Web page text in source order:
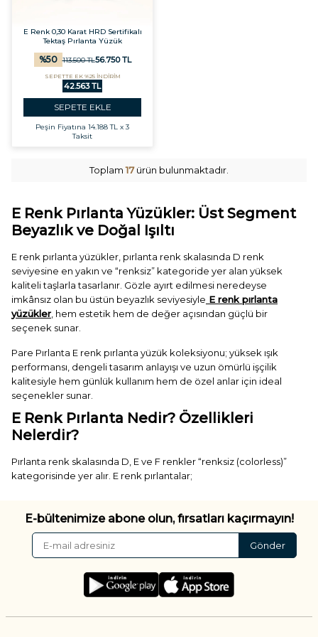
E Renk 0,30 Karat HRD Sertifikalı
Tektaş Pırlanta Yüzük
%50 113.500TL56.750TL
SEPETTE EK %25 İNDİRİM
42.563 TL
SEPETE EKLE
Peşin Fiyatına 14.188 TL x 3
Taksit
Toplam17ürün bulunmaktadır.
E Renk Pırlanta Yüzükler: Üst Segment
Beyazlık ve Doğal Işıltı
E renk pırlanta yüzükler, pırlanta renk skalasında D renk
seviyesine en yakın ve “renksiz” kategoride yer alan yüksek
kaliteli taşlarla tasarlanır. Gözle ayırt edilmesi neredeyse
imkânsız olan bu üstün beyazlık seviyesiyle E renk pırlanta
yüzükler, hem estetik hem de değer açısından güçlü bir
seçenek sunar.
Pare Pırlanta E renk pırlanta yüzük koleksiyonu; yüksek ışık
performansı, dengeli tasarım anlayışı ve uzun ömürlü işçilik
kalitesiyle hem günlük kullanım hem de özel anlar için ideal
seçenekler sunar.
E Renk Pırlanta Nedir? Özellikleri
Nelerdir?
Pırlanta renk skalasında D, E ve F renkler “renksiz (colorless)”
kategorisinde yer alır. E renk pırlantalar;
✓ Işığı güçlü şekilde yansıtır
✓ Fiyat-performans açısından dengeli bir seçenektir
akıllı yatırım arayanlar için ideal bir tercihtir.
Işıltının Dengeli Seçenekleri
E-bültenimize abone olun, fırsatları kaçırmayın!
Gönder